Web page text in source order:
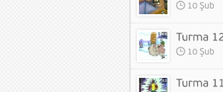
10 Şub
10 Şub